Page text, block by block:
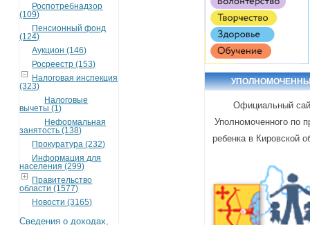
Роспотребнадзор
(109)
Пенсионный фонд
(124)
Аукцион (146)
Росреестр (153)
Налоговая инспекция
(323)
Налоговые
вычеты (1)
Неформальная
занятость (138)
Прокуратура (232)
Информация для
населения (299)
Правительство
области (1577)
Новости (3165)
Сведения о доходах,
Официальный
Уполномоченного по
ребенка в Кировской